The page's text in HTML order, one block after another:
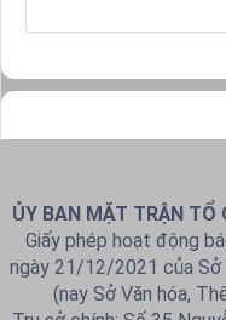
ỦY BAN MẶT TRẬN TỔ
Giấy phép hoạt động
ngày 21/12/2021 của Sở
(nay Sở Văn hóa,